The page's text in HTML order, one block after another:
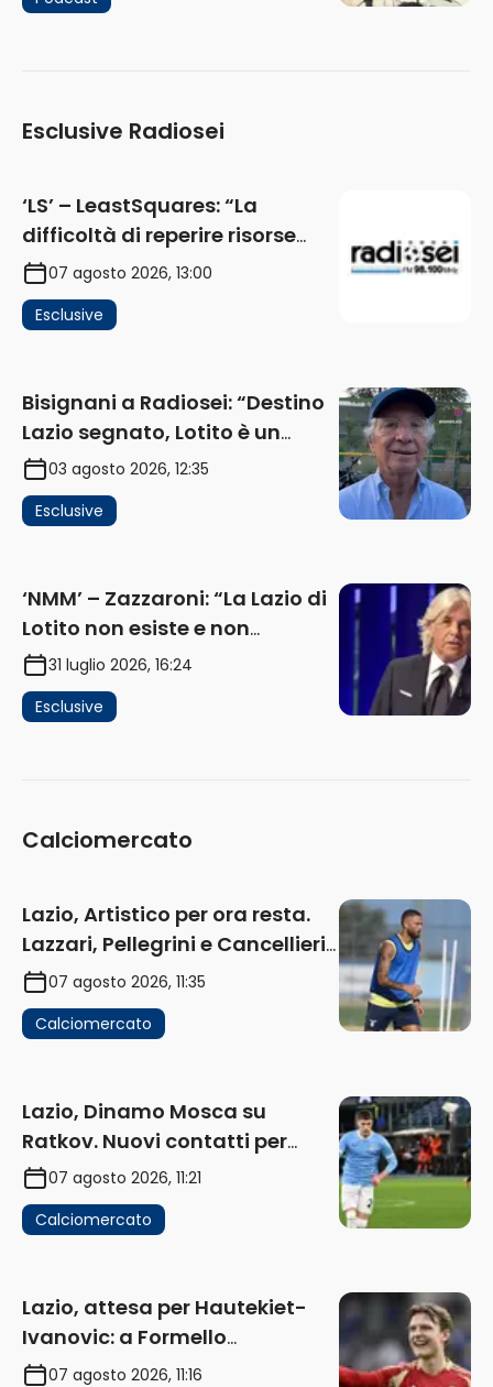
Esclusive Radiosei
‘LS’ – LeastSquares: “La
difficoltà di reperire risorse
impatta sul mercato. Senza
investimenti non arrivano i
ricavi” (AUDIO)
07 agosto 2026, 13:00
Esclusive
Bisignani a Radiosei: “Destino
Lazio segnato, Lotito è un
problema, la chiave sono
Flaminio e politica. La protesta
e gli interessi dei fondi”
03 agosto 2026, 12:35
Esclusive
‘NMM’ – Zazzaroni: “La Lazio di
Lotito non esiste e non
funziona più. E’ ora di lasciare,
ma lui non ascolta. Pignataro?
Ho verificato…” (AUDIO)
31 luglio 2026, 16:24
Esclusive
Calciomercato
Lazio, Artistico per ora resta.
Lazzari, Pellegrini e Cancellieri
in uscita
07 agosto 2026, 11:35
Calciomercato
Lazio, Dinamo Mosca su
Ratkov. Nuovi contatti per
Pinamonti
07 agosto 2026, 11:21
Calciomercato
Lazio, attesa per Hautekiet-
Ivanovic: a Formello
attendono risposte
07 agosto 2026, 11:16